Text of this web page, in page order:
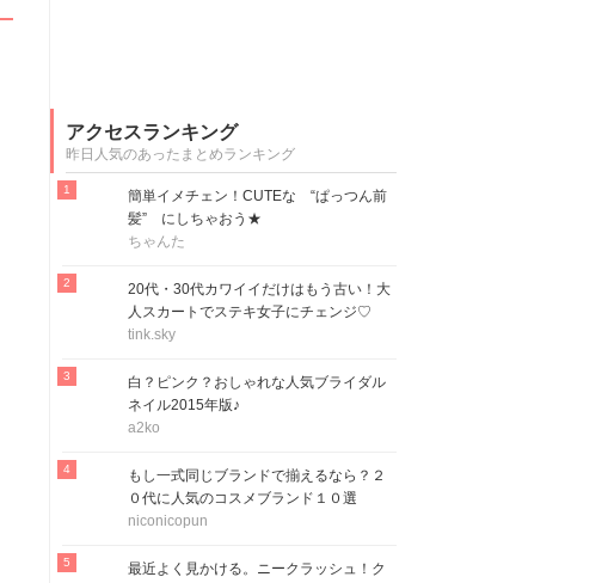
アクセスランキング
昨日人気のあったまとめランキング
簡単イメチェン！CUTEな “ぱっつん前
髪” にしちゃおう★
ちゃんた
20代・30代カワイイだけはもう古い！大
人スカートでステキ女子にチェンジ♡
tink.sky
白？ピンク？おしゃれな人気ブライダル
ネイル2015年版♪
a2ko
もし一式同じブランドで揃えるなら？２
０代に人気のコスメブランド１０選
niconicopun
最近よく見かける。ニークラッシュ！ク